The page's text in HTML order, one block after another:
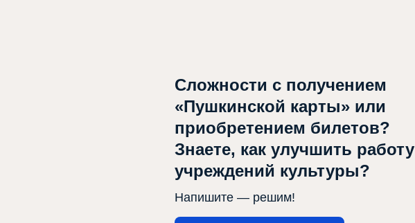
Сложности с получением
«Пушкинской карты» или
приобретением билетов?
Знаете, как улучшить работу
учреждений культуры?
Напишите — решим!